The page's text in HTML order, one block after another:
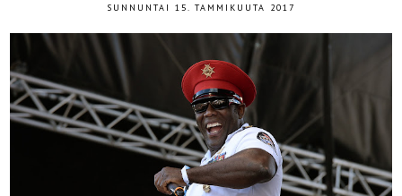
SUNNUNTAI 15. TAMMIKUUTA 2017